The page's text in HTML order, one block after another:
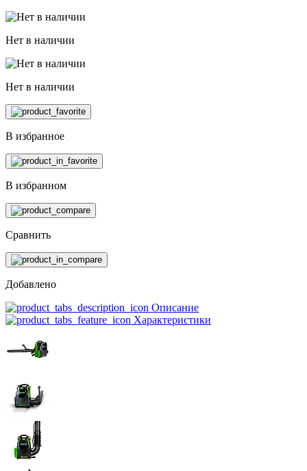
Нет в наличии
Нет в наличии
В избранное
В избранном
Сравнить
Добавлено
Описание
Характеристики